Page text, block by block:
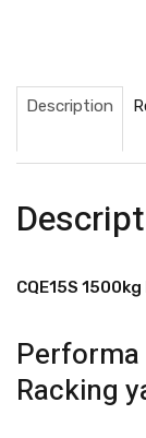
Description
CQE15S
Racking